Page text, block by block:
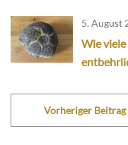
5. August
Wie viele
Vorheriger Beitrag